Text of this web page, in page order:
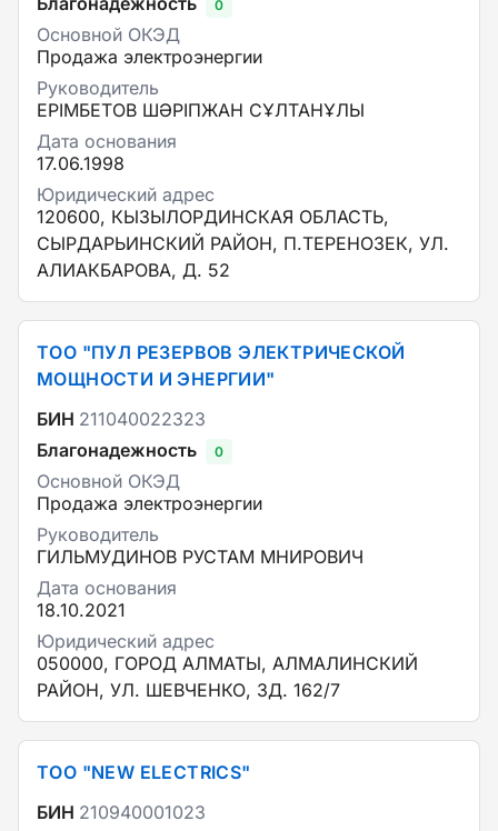
0
Основной ОКЭД
Продажа электроэнергии
Руководитель
ЕРІМБЕТОВ ШӘРІПЖАН СҰЛТАНҰЛЫ
Дата основания
17.06.1998
Юридический адрес
120600, КЫЗЫЛОРДИНСКАЯ ОБЛАСТЬ,
СЫРДАРЬИНСКИЙ РАЙОН, П.ТЕРЕНОЗЕК, УЛ.
АЛИАКБАРОВА, Д. 52
ТОО "ПУЛ РЕЗЕРВОВ ЭЛЕКТРИЧЕСКОЙ
МОЩНОСТИ И ЭНЕРГИИ"
БИН 211040022323
Благонадежность
0
Основной ОКЭД
Продажа электроэнергии
Руководитель
ГИЛЬМУДИНОВ РУСТАМ МНИРОВИЧ
Дата основания
18.10.2021
Юридический адрес
050000, ГОРОД АЛМАТЫ, АЛМАЛИНСКИЙ
РАЙОН, УЛ. ШЕВЧЕНКО, ЗД. 162/7
ТОО "NEW ELECTRICS"
БИН 210940001023